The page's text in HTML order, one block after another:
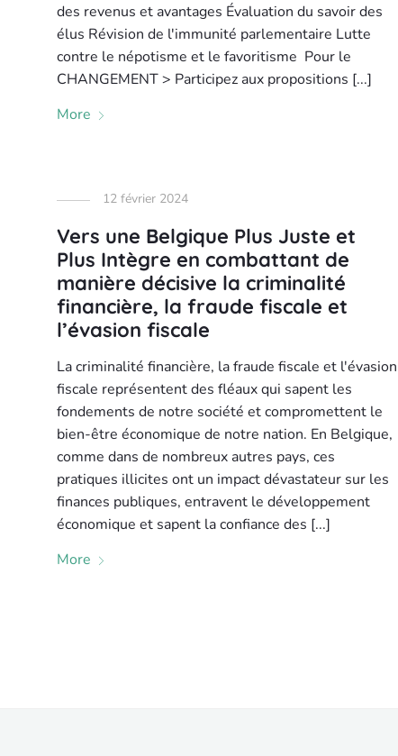
des revenus et avantages Évaluation du savoir des
élus Révision de l'immunité parlementaire Lutte
contre le népotisme et le favoritisme Pour le
CHANGEMENT > Participez aux propositions [...]
More
12 février 2024
Vers une Belgique Plus Juste et
Plus Intègre en combattant de
manière décisive la criminalité
financière, la fraude fiscale et
l’évasion fiscale
La criminalité financière, la fraude fiscale et l'évasion
fiscale représentent des fléaux qui sapent les
fondements de notre société et compromettent le
bien-être économique de notre nation. En Belgique,
comme dans de nombreux autres pays, ces
pratiques illicites ont un impact dévastateur sur les
finances publiques, entravent le développement
économique et sapent la confiance des [...]
More